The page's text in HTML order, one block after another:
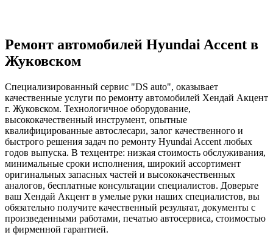
Ремонт автомобилей Hyundai Accent в
Жуковском
Специализированный сервис "DS auto", оказывает
качественные услуги по ремонту автомобилей Хендай Акцент
г. Жуковском. Технологичное оборудование,
высококачественный инструмент, опытные
квалифицированные автослесари, залог качественного и
быстрого решения задач по ремонту Hyundai Accent любых
годов выпуска. В техцентре: низкая стоимость обслуживания,
минимальные сроки исполнения, широкий ассортимент
оригинальных запасных частей и высококачественных
аналогов, бесплатные консультации специалистов. Доверьте
ваш Хендай Акцент в умелые руки наших специалистов, вы
обязательно получите качественный результат, документы с
произведенными работами, печатью автосервиса, стоимостью
и фирменной гарантией.